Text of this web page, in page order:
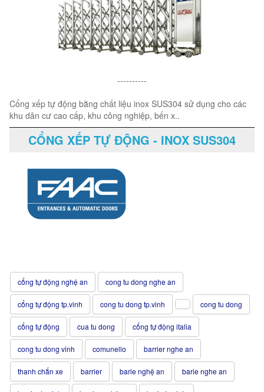
----------
Cổng xếp tự động bằng chất liệu inox SUS304 sử dụng cho các
khu dân cư cao cấp, khu công nghiệp, bến x..
CỔNG XẾP TỰ ĐỘNG - INOX SUS304
cổng tự động nghệ an cong tu dong nghe an
cổng tự động tp.vinh cong tu dong tp.vinh cong tu dong
cổng tự động cua tu dong cổng tự động italia
cong tu dong vinh comunello barrier nghe an
thanh chắn xe barrier barie nghệ an barie nghe an